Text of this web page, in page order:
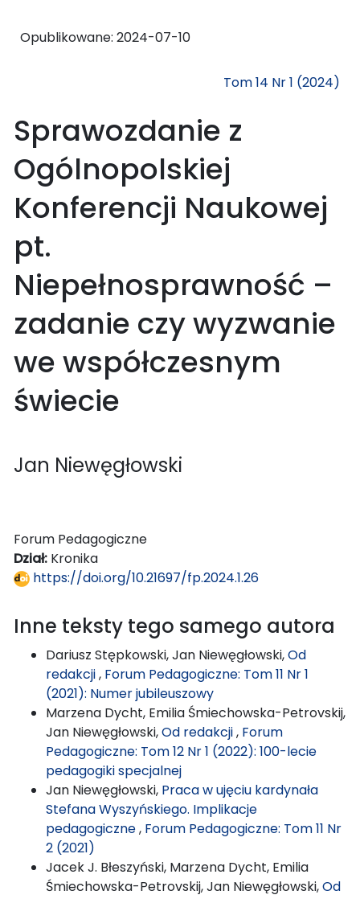
Opublikowane: 2024-07-10
Tom 14 Nr 1 (2024)
Sprawozdanie z
Ogólnopolskiej
Konferencji Naukowej
pt.
Niepełnosprawność –
zadanie czy wyzwanie
we współczesnym
świecie
Jan Niewęgłowski
Forum Pedagogiczne
Dział: Kronika
https://doi.org/10.21697/fp.2024.1.26
Inne teksty tego samego autora
Dariusz Stępkowski, Jan Niewęgłowski,Od
redakcji, Forum Pedagogiczne: Tom 11 Nr 1
(2021): Numer jubileuszowy
Marzena Dycht, Emilia Śmiechowska-Petrovskij,
Jan Niewęgłowski,Od redakcji, Forum
Pedagogiczne: Tom 12 Nr 1 (2022): 100-lecie
pedagogiki specjalnej
Jan Niewęgłowski, Praca w ujęciu kardynała
Stefana Wyszyńskiego. Implikacje
pedagogiczne, Forum Pedagogiczne: Tom 11 Nr
2 (2021)
Jacek J. Błeszyński, Marzena Dycht, Emilia
Śmiechowska-Petrovskij, Jan Niewęgłowski,Od